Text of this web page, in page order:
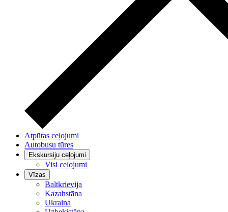
Atpūtas ceļojumi
Autobusu tūres
Ekskursiju ceļojumi
Visi ceļojumi
Vīzas
Baltkrievija
Kazahstāna
Ukraina